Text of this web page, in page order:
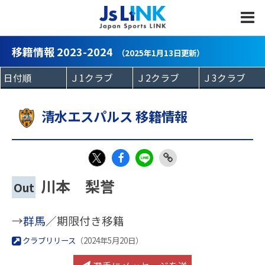
移籍情報 2023-2024 （2025年1月13日更新）
清水エスパルス 移籍情報
X
k
Out 川本 梨誉
→群馬／期限付き移籍
クラブリリース （2024年5月20日）